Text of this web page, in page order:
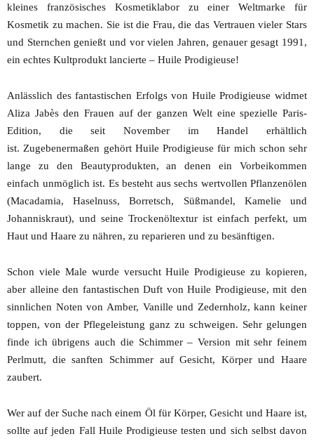
kleines französisches Kosmetiklabor zu einer Weltmarke für
Kosmetik zu machen. Sie ist die Frau, die das Vertrauen vieler Stars
und Sternchen genießt und vor vielen Jahren, genauer gesagt 1991,
ein echtes Kultprodukt lancierte – Huile Prodigieuse!
Anlässlich des fantastischen Erfolgs von Huile Prodigieuse widmet
Aliza Jabès den Frauen auf der ganzen Welt eine spezielle Paris-
Edition, die seit November im Handel erhältlich
ist. Zugebenermaßen gehört Huile Prodigieuse für mich schon sehr
lange zu den Beautyprodukten, an denen ein Vorbeikommen
einfach unmöglich ist. Es besteht aus sechs wertvollen Pflanzenölen
(Macadamia, Haselnuss, Borretsch, Süßmandel, Kamelie und
Johanniskraut), und seine Trockenöltextur ist einfach perfekt, um
Haut und Haare zu nähren, zu reparieren und zu besänftigen.
Schon viele Male wurde versucht Huile Prodigieuse zu kopieren,
aber alleine den fantastischen Duft von Huile Prodigieuse, mit den
sinnlichen Noten von Amber, Vanille und Zedernholz, kann keiner
toppen, von der Pflegeleistung ganz zu schweigen. Sehr gelungen
finde ich übrigens auch die Schimmer – Version mit sehr feinem
Perlmutt, die sanften Schimmer auf Gesicht, Körper und Haare
zaubert.
Wer auf der Suche nach einem Öl für Körper, Gesicht und Haare ist,
sollte auf jeden Fall Huile Prodigieuse testen und sich selbst davon